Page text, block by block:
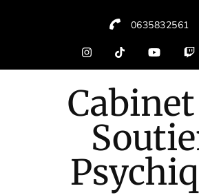
0635832561